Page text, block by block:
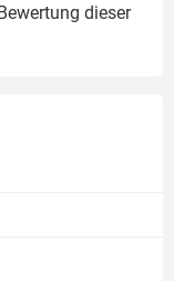
dieser